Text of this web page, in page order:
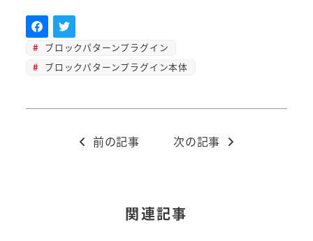
ブロックパターンプラグイン
ブロックパターンプラグイン本体
前の記事 次の記事
関連記事